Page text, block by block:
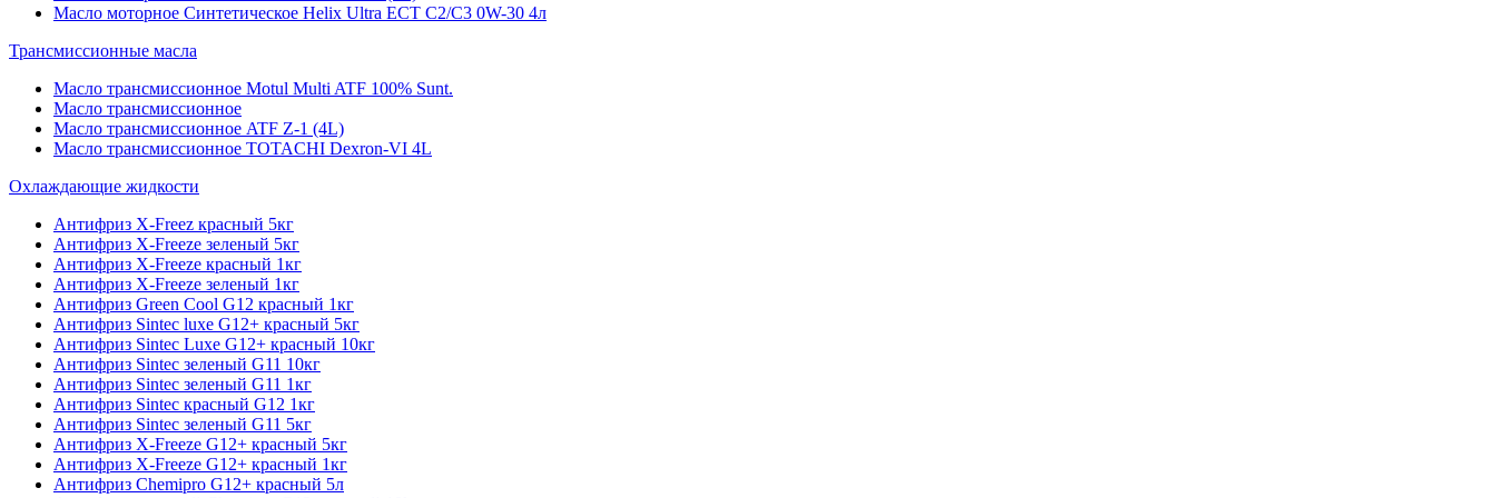
Масло моторное Синтетическое Helix Ultra ECT C2/C3 0W-30 4л
Трансмиссионные масла
Масло трансмиссионное Motul Multi ATF 100% Sunt.
Масло трансмиссионное
Масло трансмиссионное ATF Z-1 (4L)
Масло трансмиссионное TOTACHI Dexron-VI 4L
Охлаждающие жидкости
Антифриз X-Freez красный 5кг
Антифриз X-Freeze зеленый 5кг
Антифриз X-Freeze красный 1кг
Антифриз X-Freeze зеленый 1кг
Антифриз Green Cool G12 красный 1кг
Антифриз Sintec luxe G12+ красный 5кг
Антифриз Sintec Luxe G12+ красный 10кг
Антифриз Sintec зеленый G11 10кг
Антифриз Sintec зеленый G11 1кг
Антифриз Sintec красный G12 1кг
Антифриз Sintec зеленый G11 5кг
Антифриз X-Freeze G12+ красный 5кг
Антифриз X-Freeze G12+ красный 1кг
Антифриз Chemipro G12+ красный 5л